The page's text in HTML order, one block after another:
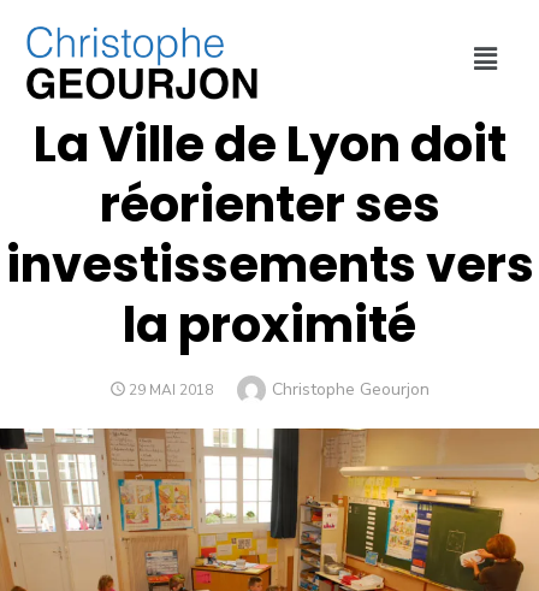
CULTURE ET SPORT, EDUCATION
La Ville de Lyon doit
réorienter ses
investissements vers
la proximité
29 MAI 2018 Christophe Geourjon